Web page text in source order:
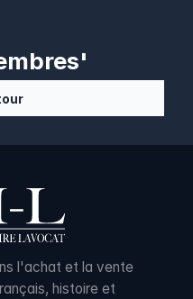
l'achat et la vente
histoire et